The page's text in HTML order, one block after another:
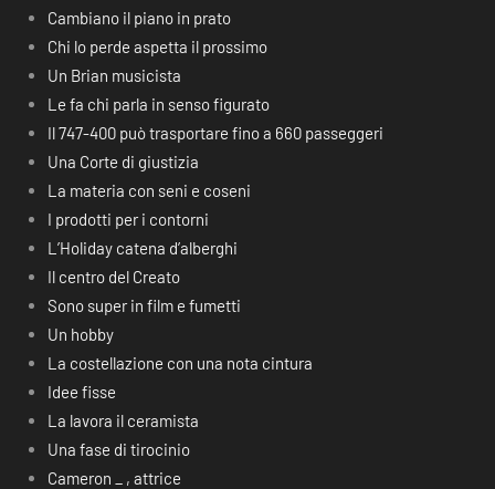
Cambiano il piano in prato
Chi lo perde aspetta il prossimo
Un Brian musicista
Le fa chi parla in senso figurato
Il 747-400 può trasportare fino a 660 passeggeri
Una Corte di giustizia
La materia con seni e coseni
I prodotti per i contorni
L’Holiday catena d’alberghi
Il centro del Creato
Sono super in film e fumetti
Un hobby
La costellazione con una nota cintura
Idee fisse
La lavora il ceramista
Una fase di tirocinio
Cameron _ , attrice